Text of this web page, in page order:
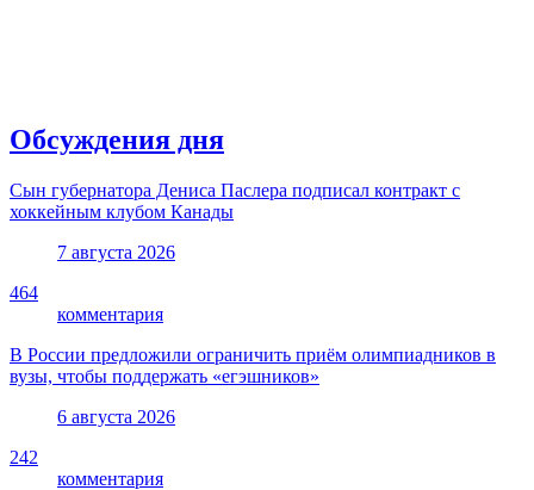
Обсуждения дня
Сын губернатора Дениса Паслера подписал контракт с
хоккейным клубом Канады
7 августа 2026
464
комментария
В России предложили ограничить приём олимпиадников в
вузы, чтобы поддержать «егэшников»
6 августа 2026
242
комментария